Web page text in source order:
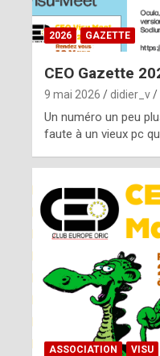
2026 GAZETTE
CEO Gazette
9 mai 2026 didier_v
Un numéro un peu
faute à un vieux pc
ASSOCIATION VISU